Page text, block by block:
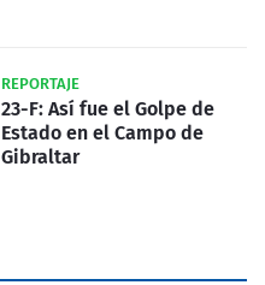
REPORTAJE
23-F: Así fue el Golpe de
Estado en el Campo de
Gibraltar